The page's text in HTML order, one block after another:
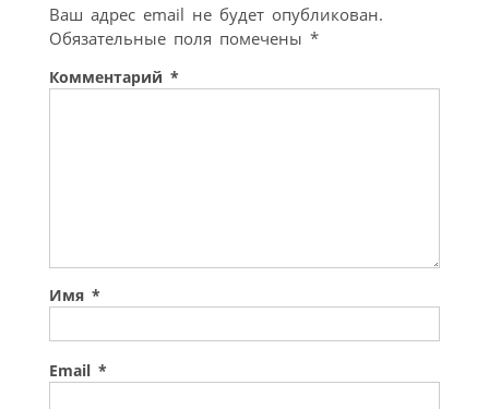
Ваш адрес email не будет опубликован.
Обязательные поля помечены *
Комментарий *
Имя *
Email *